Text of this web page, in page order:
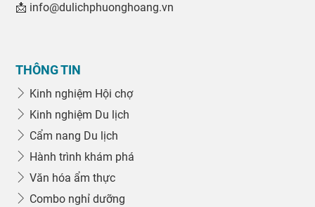
📩 info@dulichphuonghoang.vn
THÔNG TIN
Kinh nghiệm Hội chợ
Kinh nghiệm Du lịch
Cẩm nang Du lịch
Hành trình khám phá
Văn hóa ẩm thực
Combo nghỉ dưỡng